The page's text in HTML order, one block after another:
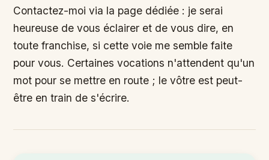
Contactez-moi via la page dédiée : je serai
heureuse de vous éclairer et de vous dire, en
toute franchise, si cette voie me semble faite
pour vous. Certaines vocations n'attendent qu'un
mot pour se mettre en route ; le vôtre est peut-
être en train de s'écrire.